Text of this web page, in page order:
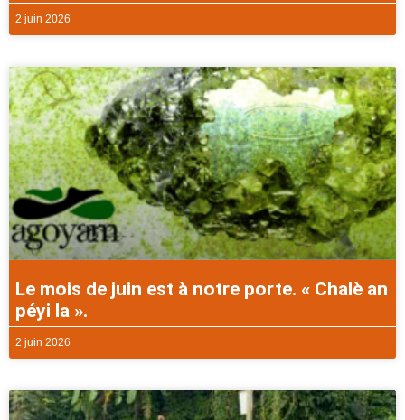
2 juin 2026
Le mois de juin est à notre porte. « Chalè an
péyi la ».
2 juin 2026